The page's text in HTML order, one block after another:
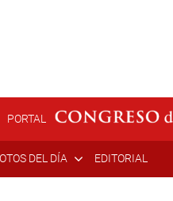
PORTAL
DEL DÍA EDITORIAL